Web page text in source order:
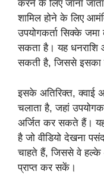
करने के लिए जाना
शामिल होने के लिए
उपयोगकर्ता सिक्के जमा
सकता है। यह धनराशि
सकती है, जिससे इसका
इसके अतिरिक्त, क्वाई
चलाता है, जहां
अर्जित कर सकते हैं।
है जो वीडियो देखना
चाहते हैं, जिससे वे हल्के
प्राप्त कर सकें।